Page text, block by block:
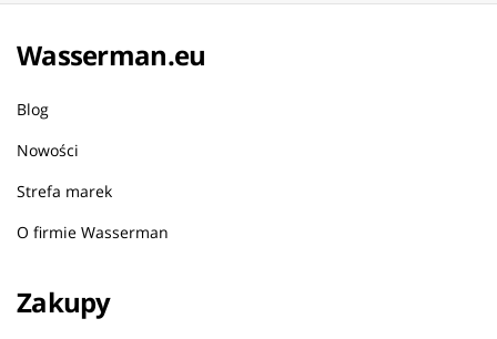
Wasserman.eu
Blog
Nowości
Strefa marek
O firmie Wasserman
Zakupy